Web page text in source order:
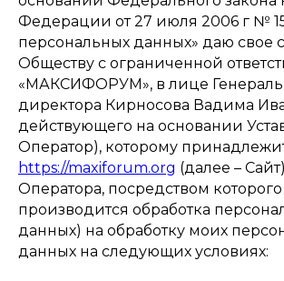
Федерации от 27 июля 2006 г №
персональных данных» даю свое
Обществу с ограниченной
«МАКСИФОРУМ», в лице
директора Кирносова Вадима
действующего на основании
Оператор), которому
https://maxiforum.org (далее –
Оператора, посредством которого
производится обработка
данных) на обработку моих
данных на следующих условиях: